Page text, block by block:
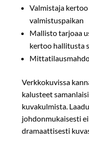
Valmistaja
valmistuspaikan
Mallisto tarjoaa
kertoo hallitusta
Verkkokuvissa
kalusteet
kuvakulmista.
johdonmukaisesti
dramaattisesti